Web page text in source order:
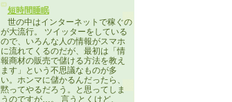
短時間睡眠
世の中はインターネットで稼ぐの
が大流行。 ツイッターをしている
ので、いろんな人の情報がスマホ
に流れてくるのだが、最初は「情
報商材の販売で儲ける方法を教え
ます」という不思議なものが多
い。ホンマに儲かるんだったら、
黙ってやるだろう。と思ってしま
うのですが…。 言うとくけど、